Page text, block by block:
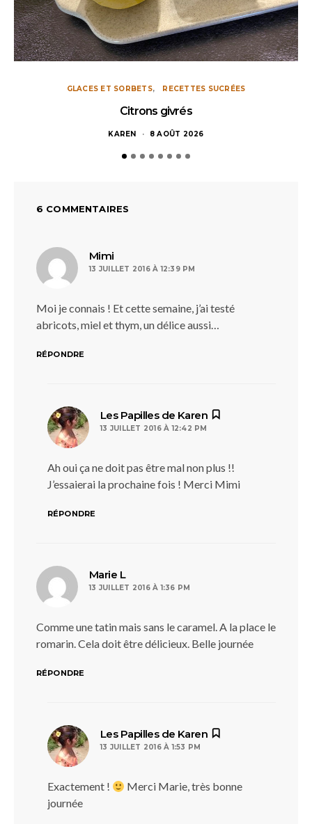
GLACES ET SORBETS RECETTES SUCRÉES
Citrons givrés
KAREN 8 AOÛT 2026
6 COMMENTAIRES
Mimi
13 JUILLET 2016 À 12:39 PM
Moi je connais ! Et cette semaine, j’ai testé
abricots, miel et thym, un délice aussi…
RÉPONDRE
Les Papilles de Karen
13 JUILLET 2016 À 12:42 PM
Ah oui ça ne doit pas être mal non plus !!
J’essaierai la prochaine fois ! Merci Mimi
RÉPONDRE
Marie Ldit :
13 JUILLET 2016 À 1:36 PM
Comme une tatin mais sans le caramel. A la place le
romarin. Cela doit être délicieux. Belle journée
RÉPONDRE
Les Papilles de Karen
13 JUILLET 2016 À 1:53 PM
Exactement !
Merci Marie, très bonne
journée